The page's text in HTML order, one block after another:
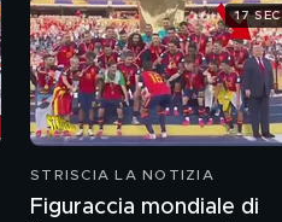
STRISCIA LA NOTIZIA
Figuraccia mondiale di
17 SEC